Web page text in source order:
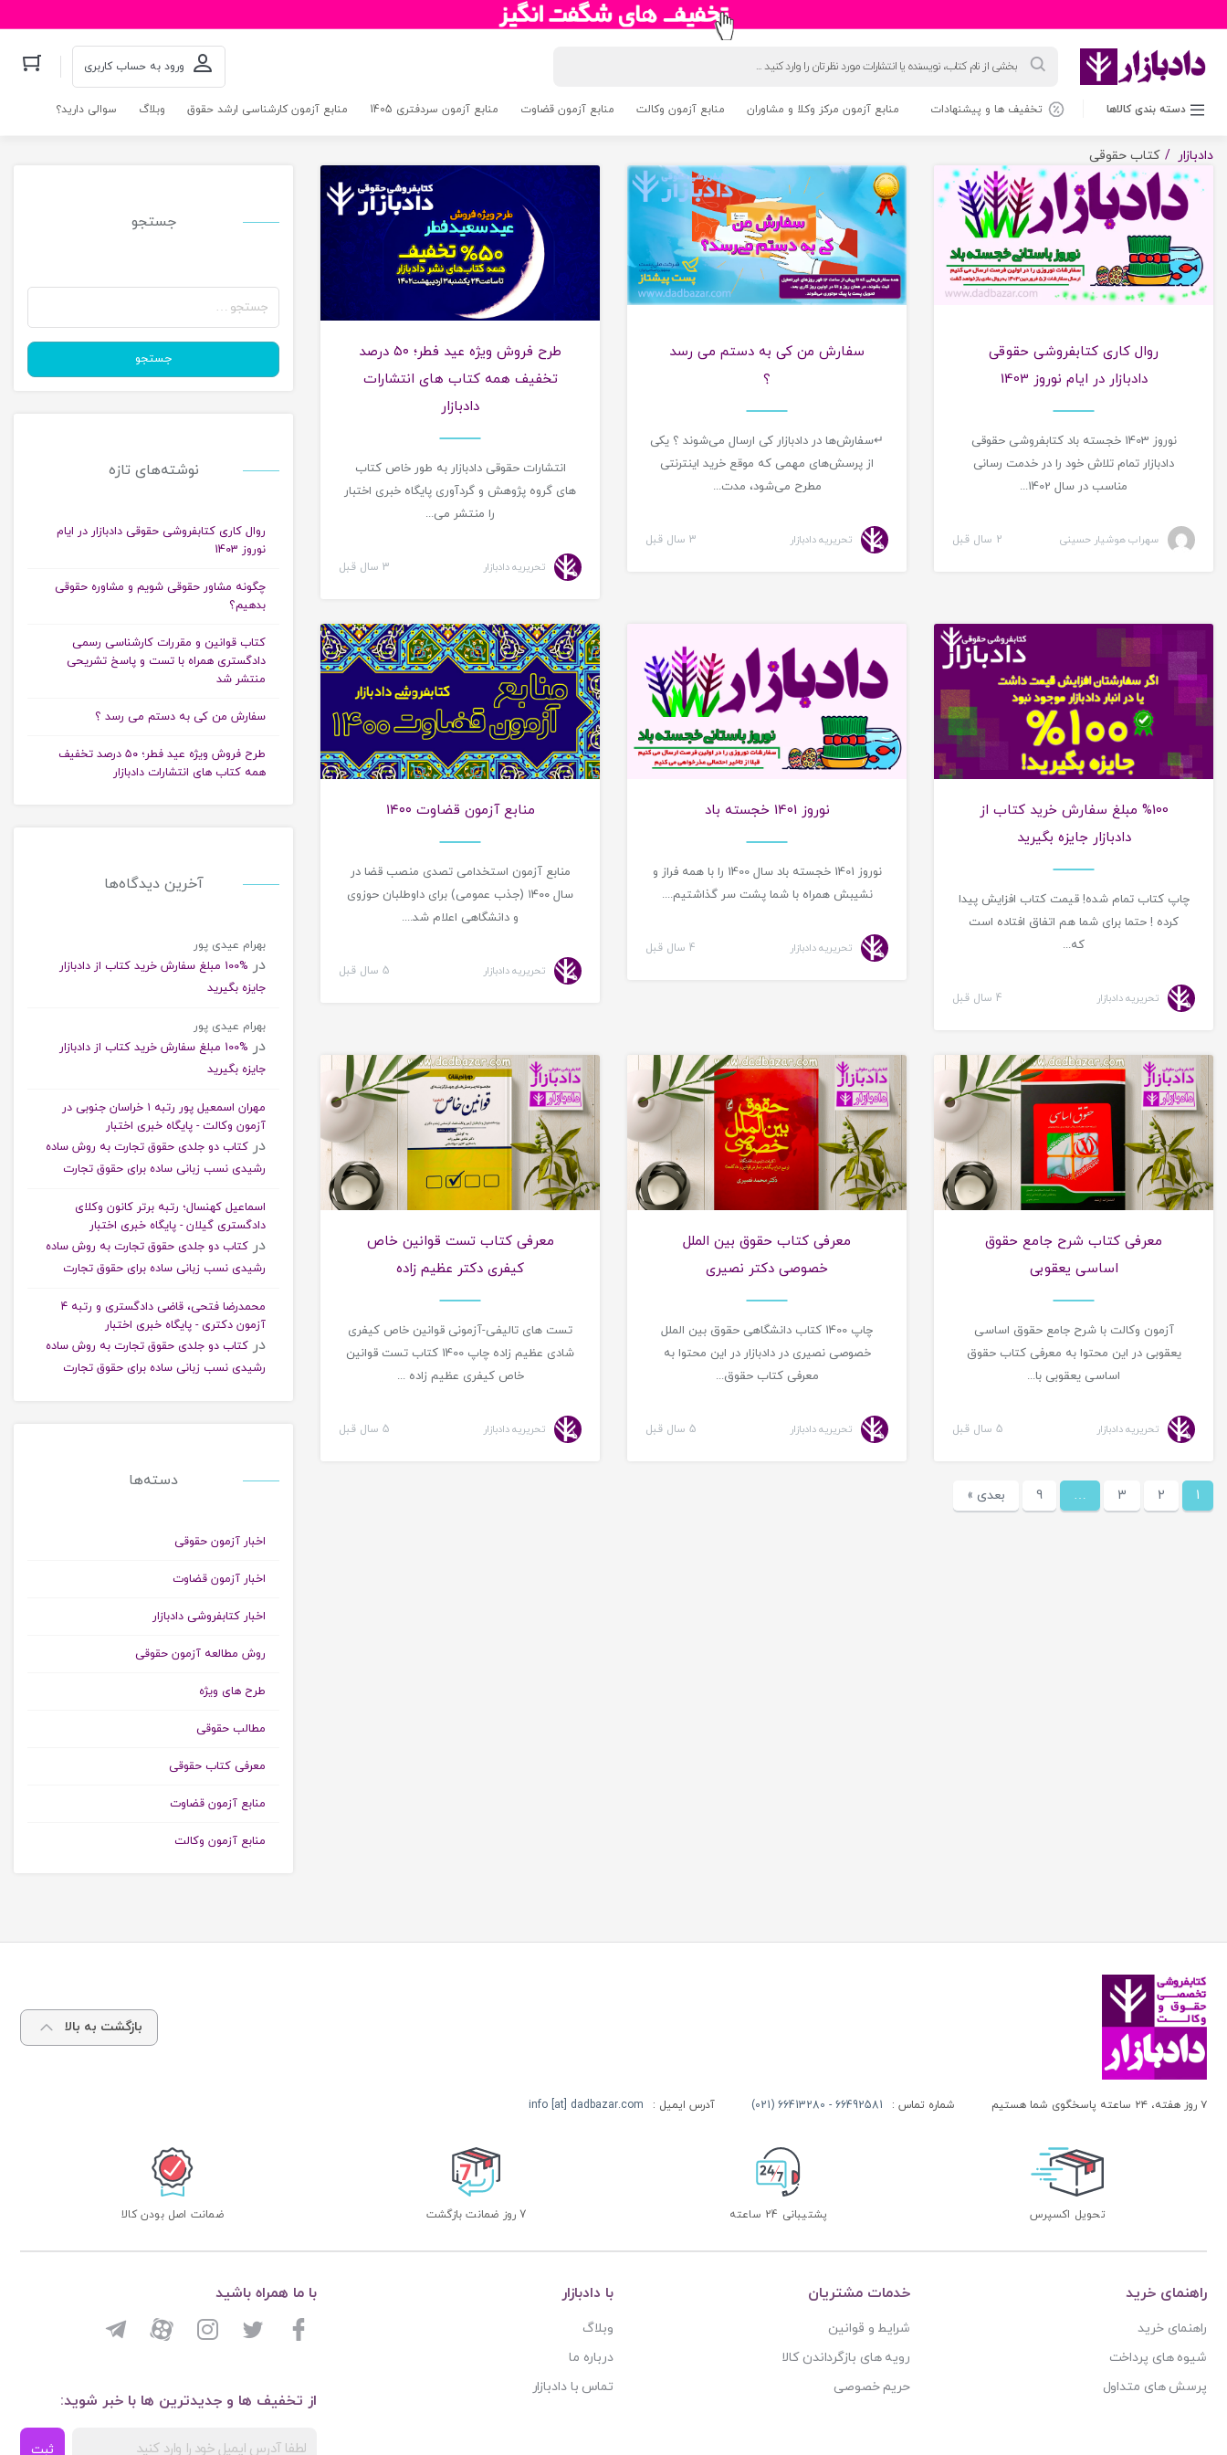
محصولات ورود به حساب کاربری
دسته بندی کالاها تخفیف ها و پیشنهادات منابع آزمون مرکز وکلا و مشاوران منابع آزمون وکالت منابع آزمون قضاوت منابع آزمون سردفتری 1405 منابع آزمون کارشناسی ارشد حقوق وبلاگ سوالی دارید؟
دادبازار کتاب حقوقی
روال کاری کتابفروشی حقوقی
دادبازار در ایام نوروز 1403
نوروز 1403 خجسته باد کتابفروشی حقوقی
دادبازار تمام تلاش خود را در خدمت رسانی
مناسب در سال 1402...
سهراب هوشیار حسینی 2 سال قبل
سفارش من کی به دستم می رسد
؟
↵سفارش‌ها در دادبازار کی ارسال می‌شوند ؟ یکی
از پرسش‌های مهمی که موقع خرید اینترنتی
مطرح می‌شود، مدت...
تحریریه دادبازار 3 سال قبل
طرح فروش ویژه عید فطر؛ ۵۰ درصد
تخفیف همه کتاب های انتشارات
دادبازار
انتشارات حقوقی دادبازار به طور خاص کتاب
های گروه پژوهش و گردآوری پایگاه خبری اختبار
را منتشر می...
تحریریه دادبازار 3 سال قبل
%100 مبلغ سفارش خرید کتاب از
دادبازار جایزه بگیرید
چاپ کتاب تمام شده! قیمت کتاب افزایش پیدا
کرده ! حتما برای شما هم اتفاق افتاده است
که...
تحریریه دادبازار 4 سال قبل
نوروز 1401 خجسته باد
نوروز 1401 خجسته باد سال 1400 را با همه فراز و
نشیبش همراه با شما پشت سر گذاشتیم....
تحریریه دادبازار 4 سال قبل
منابع آزمون قضاوت ۱۴۰۰
منابع آزمون استخدامی تصدی منصب قضا در
سال ۱۴۰۰ (جذب عمومی) برای داوطلبان حوزوی
و دانشگاهی اعلام شد....
تحریریه دادبازار 5 سال قبل
معرفی کتاب شرح جامع حقوق
اساسی یعقوبی
آزمون وکالت با شرح جامع حقوق اساسی
یعقوبی در این محتوا به معرفی کتاب حقوق
اساسی یعقوبی با...
تحریریه دادبازار 5 سال قبل
معرفی کتاب حقوق بین الملل
خصوصی دکتر نصیری
چاپ 1400 کتاب دانشگاهی حقوق بین الملل
خصوصی نصیری در دادبازار در این محتوا به
معرفی کتاب حقوق...
تحریریه دادبازار 5 سال قبل
معرفی کتاب تست قوانین خاص
کیفری دکتر عظیم زاده
تست های تالیفی-آزمونی قوانین خاص کیفری
شادی عظیم زاده چاپ 1400 کتاب تست قوانین
خاص کیفری عظیم زاده ...
تحریریه دادبازار 5 سال قبل
1
2
3
…
9 بعدی »
جستجو
جستجو
برای:
جستجو
نوشته‌های تازه
روال کاری کتابفروشی حقوقی دادبازار در ایام
نوروز 1403
چگونه مشاور حقوقی شویم و مشاوره حقوقی
بدهیم؟
کتاب قوانین و مقررات کارشناسی رسمی
دادگستری همراه با تست و پاسخ تشریحی
منتشر شد
سفارش من کی به دستم می رسد ؟
طرح فروش ویژه عید فطر؛ ۵۰ درصد تخفیف
همه کتاب های انتشارات دادبازار
آخرین دیدگاه‌ها
بهرام عیدی پور
در
%100 مبلغ سفارش خرید کتاب از دادبازار
جایزه بگیرید
بهرام عیدی پور
در
%100 مبلغ سفارش خرید کتاب از دادبازار
جایزه بگیرید
مهران اسمعیل پور رتبه ۱ خراسان جنوبی در
آزمون وکالت - پایگاه خبری اختبار
در کتاب دو جلدی حقوق تجارت به روش ساده
رشیدی نسب زبانی ساده برای حقوق تجارت
اسماعیل کهنسال؛ رتبه برتر کانون وکلای
دادگستری گیلان - پایگاه خبری اختبار
در کتاب دو جلدی حقوق تجارت به روش ساده
رشیدی نسب زبانی ساده برای حقوق تجارت
محمدرضا فتحی، قاضی دادگستری و رتبه ۴
آزمون دکتری - پایگاه خبری اختبار
در کتاب دو جلدی حقوق تجارت به روش ساده
رشیدی نسب زبانی ساده برای حقوق تجارت
دسته‌ها
اخبار آزمون حقوقی
اخبار آزمون قضاوت
اخبار کتابفروشی دادبازار
روش مطالعه آزمون حقوقی
طرح های ویژه
مطالب حقوقی
معرفی کتاب حقوقی
منابع آزمون قضاوت
منابع آزمون وکالت
بازگشت به بالا
۷ روز هفته، ۲۴ ساعته پاسخگوی شما هستیم شماره تماس : 66492581 - 66413280 (021) آدرس ایمیل : info [at] dadbazar.com
تحویل اکسپرس پشتیبانی 24 ساعته 7 روز ضمانت بازگشت ضمانت اصل بودن کالا
راهنمای خرید
راهنمای خرید
شیوه های پرداخت
پرسش های متداول
خدمات مشتریان
شرایط و قوانین
رویه های بازگرداندن کالا
حریم خصوصی
با دادبازار
وبلاگ
درباره ما
تماس با دادبازار
از تخفیف ها و جدیدترین ها با خبر شوید:
ثبت
با ما همراه باشید